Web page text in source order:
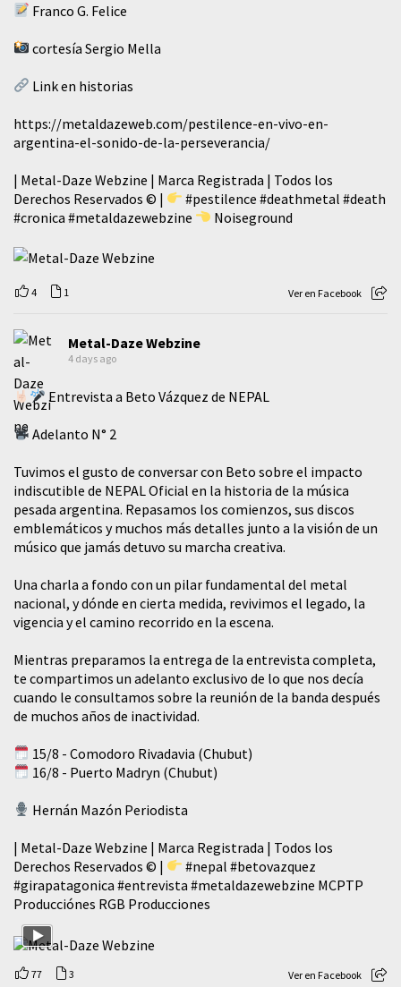
Franco G. Felice
cortesía Sergio Mella
Link en historias
https://metaldazeweb.com/pestilence-en-vivo-en-
argentina-el-sonido-de-la-perseverancia/
| Metal-Daze Webzine | Marca Registrada | Todos los
Derechos Reservados © |
#pestilence #deathmetal #death
#cronica #metaldazewebzine Noiseground
4 1 Ver en Facebook
Metal-Daze Webzine
4 days ago
Entrevista a Beto Vázquez de NEPAL
Adelanto N° 2
Tuvimos el gusto de conversar con Beto sobre el impacto
indiscutible de NEPAL Oficial en la historia de la música
pesada argentina. Repasamos los comienzos, sus discos
emblemáticos y muchos más detalles junto a la visión de un
músico que jamás detuvo su marcha creativa.
​Una charla a fondo con un pilar fundamental del metal
nacional, y dónde en cierta medida, revivimos el legado, la
vigencia y el camino recorrido en la escena.
Mientras preparamos la entrega de la entrevista completa,
te compartimos un adelanto exclusivo de lo que nos decía
cuando le consultamos sobre la reunión de la banda después
de muchos años de inactividad.
15/8 - Comodoro Rivadavia (Chubut)
16/8 - Puerto Madryn (Chubut)
Hernán Mazón Periodista
| Metal-Daze Webzine | Marca Registrada | Todos los
Derechos Reservados © |
#nepal #betovazquez
#girapatagonica #entrevista #metaldazewebzine MCPTP
Producciónes RGB Producciones
77 3 Ver en Facebook